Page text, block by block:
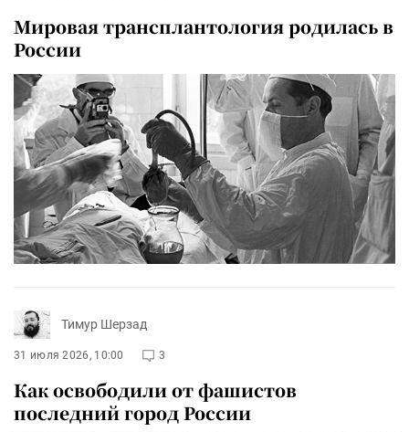
Мировая трансплантология родилась в
России
Тимур Шерзад
31 июля 2026, 10:00 3
Как освободили от фашистов
последний город России